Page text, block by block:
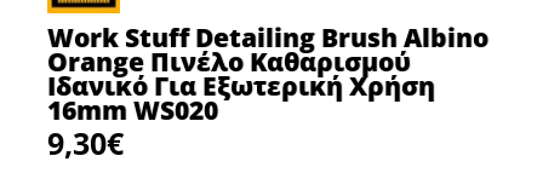
Work Stuff Detailing Brush Albino
Orange Πινέλο Καθαρισμού
Ιδανικό Για Εξωτερική Χρήση
16mm WS020
9,30€